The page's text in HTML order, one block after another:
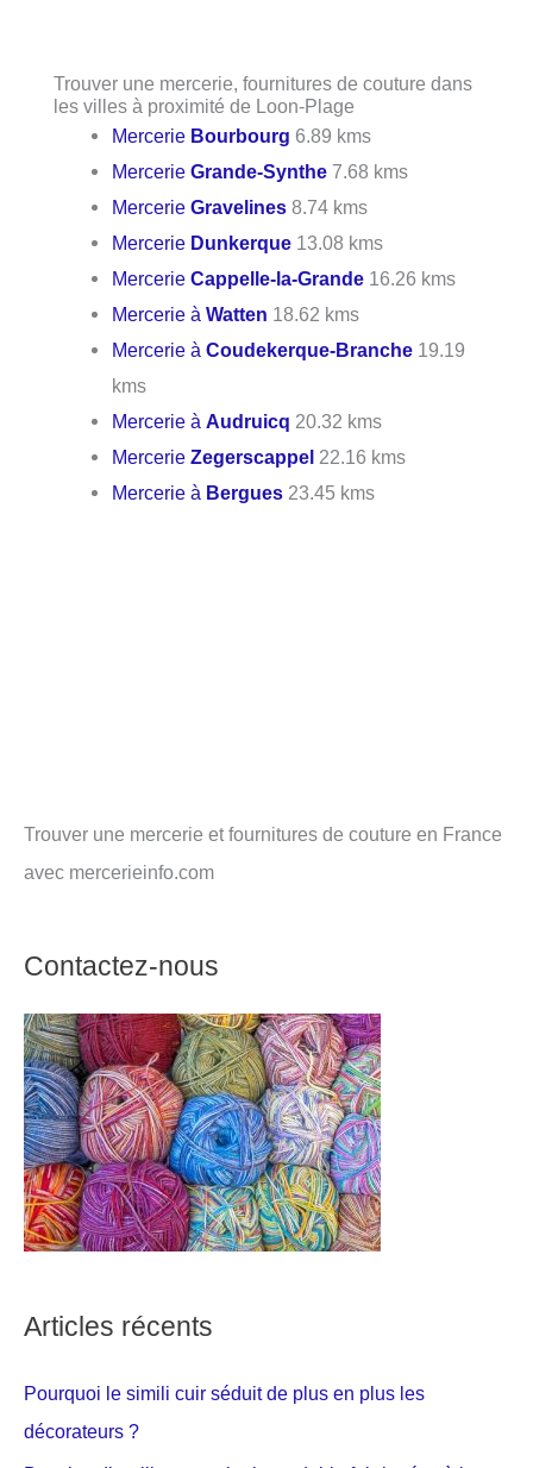
Trouver une mercerie, fournitures de couture dans
les villes à proximité de Loon-Plage
Mercerie Bourbourg 6.89 kms
MercerieGrande-Synthe 7.68 kms
MercerieGravelines 8.74 kms
Mercerie Dunkerque 13.08 kms
MercerieCappelle-la-Grande 16.26 kms
Mercerie àWatten 18.62 kms
Mercerie àCoudekerque-Branche 19.19
kms
Mercerie àAudruicq 20.32 kms
MercerieZegerscappel 22.16 kms
Mercerie à Bergues 23.45 kms
Trouver une mercerie et fournitures de couture en France
avec mercerieinfo.com
Contactez-nous
Articles récents
Pourquoi le simili cuir séduit de plus en plus les
décorateurs ?